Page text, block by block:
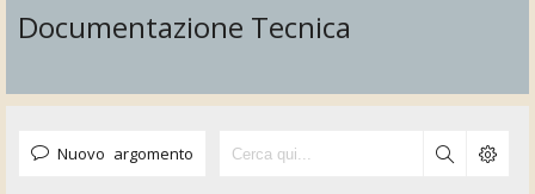
Documentazione Tecnica
Nuovo argomento